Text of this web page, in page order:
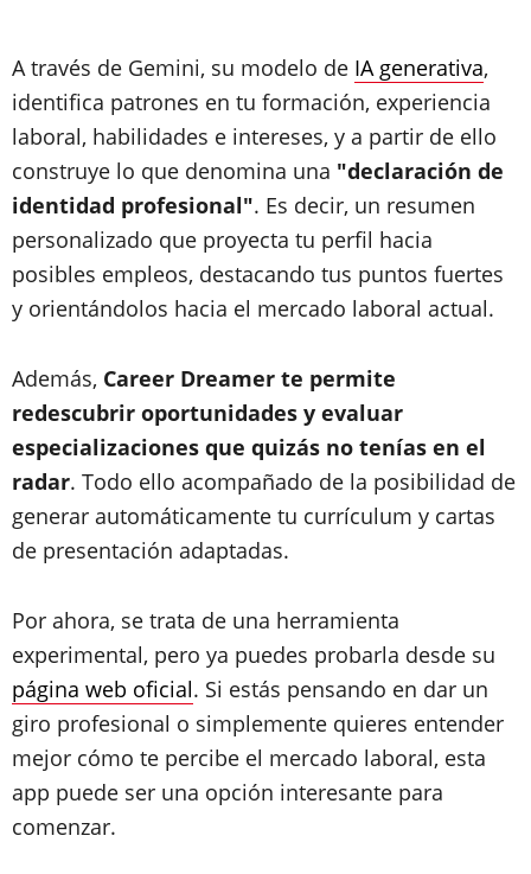
A través de Gemini, su modelo de IA generativa,
identifica patrones en tu formación, experiencia
laboral, habilidades e intereses, y a partir de ello
construye lo que denomina una "declaración de
identidad profesional". Es decir, un resumen
personalizado que proyecta tu perfil hacia
posibles empleos, destacando tus puntos fuertes
y orientándolos hacia el mercado laboral actual.
Además, Career Dreamer te permite
redescubrir oportunidades y evaluar
especializaciones que quizás no tenías en el
radar. Todo ello acompañado de la posibilidad de
generar automáticamente tu currículum y cartas
de presentación adaptadas.
Por ahora, se trata de una herramienta
experimental, pero ya puedes probarla desde su
página web oficial. Si estás pensando en dar un
giro profesional o simplemente quieres entender
mejor cómo te percibe el mercado laboral, esta
app puede ser una opción interesante para
comenzar.